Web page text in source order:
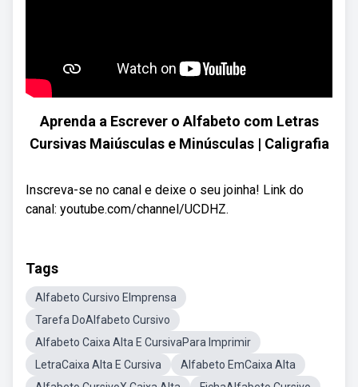
Aprenda a Escrever o Alfabeto com Letras
Cursivas Maiúsculas e Minúsculas | Caligrafia
Inscreva-se no canal e deixe o seu joinha! Link do
canal: youtube.com/channel/UCDHZ.
Tags
Alfabeto Cursivo EImprensa
Tarefa DoAlfabeto Cursivo
Alfabeto Caixa Alta E CursivaPara Imprimir
LetraCaixa Alta E Cursiva
Alfabeto EmCaixa Alta